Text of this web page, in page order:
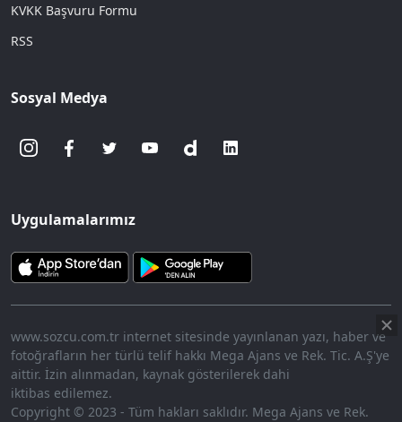
KVKK Başvuru Formu
RSS
Sosyal Medya
Uygulamalarımız
www.sozcu.com.tr internet sitesinde yayınlanan yazı, haber ve
fotoğrafların her türlü telif hakkı Mega Ajans ve Rek. Tic. A.Ş'ye
aittir. İzin alınmadan, kaynak gösterilerek dahi
iktibas edilemez.
Copyright © 2023 - Tüm hakları saklıdır. Mega Ajans ve Rek.